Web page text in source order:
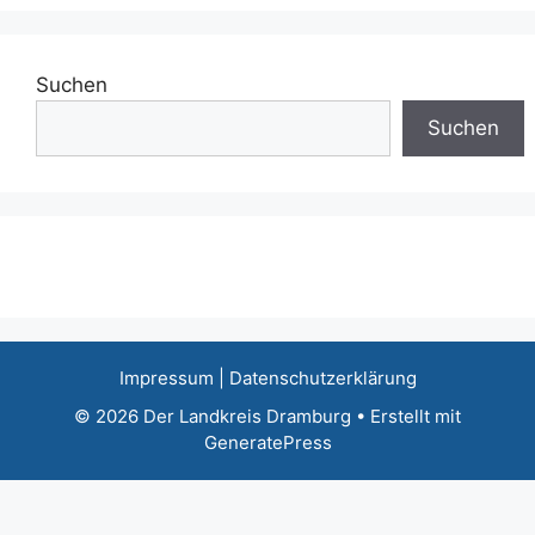
Suchen
Suchen
Impressum
Datenschutzerklärung
© 2026 Der Landkreis Dramburg • Erstellt mit
GeneratePress